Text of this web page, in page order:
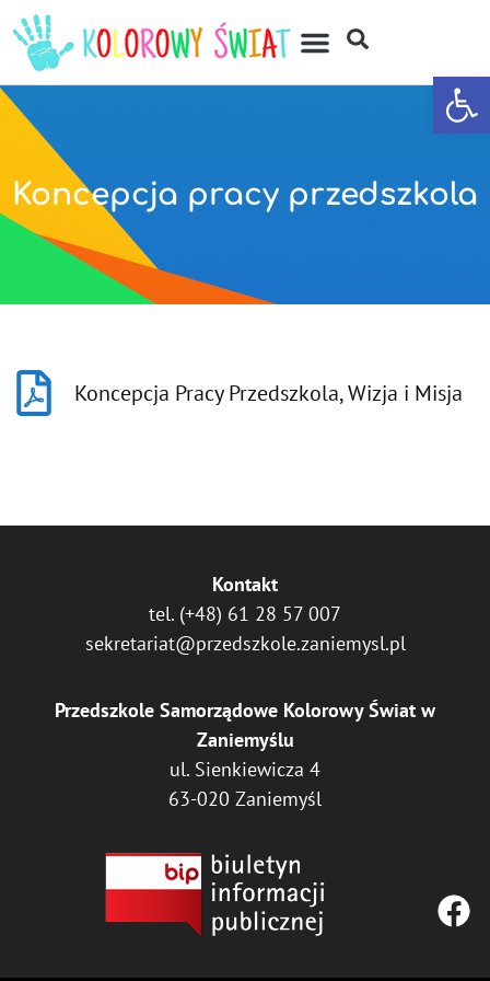
Koncepcja pracy przedszkola
Koncepcja Pracy Przedszkola, Wizja i Misja
Kontakt
tel. (+48) 61 28 57 007
sekretariat@przedszkole.zaniemysl.pl
Przedszkole Samorządowe Kolorowy Świat w
Zaniemyślu
ul. Sienkiewicza 4
63-020 Zaniemyśl